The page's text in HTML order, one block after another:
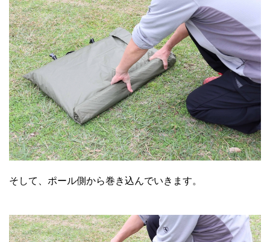
そして、ポール側から巻き込んでいきます。